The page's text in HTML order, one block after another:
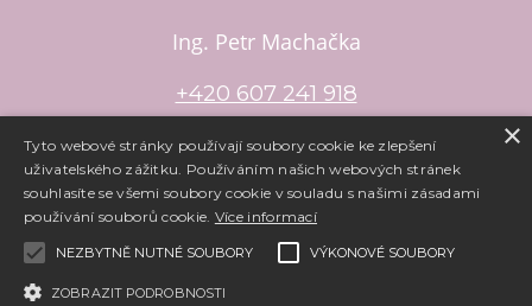
Ing. Petr Machačka
+420 607 241 918
petr.machacka@email.cz
e-shopuapronájem e-shopu Shop5.cz
×
Tyto webové stránky používají soubory cookie ke zlepšení
uživatelského zážitku. Používáním našich webových stránek
souhlasíte se všemi soubory cookie v souladu s našimi zásadami
používání souborů cookie. Více informací
NEZBYTNĚ NUTNÉ SOUBORY VÝKONOVÉ SOUBORY
ZOBRAZIT PODROBNOSTI